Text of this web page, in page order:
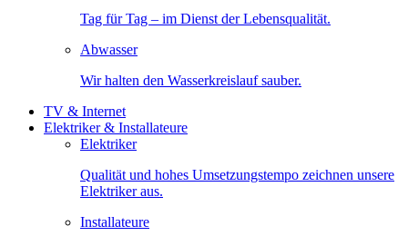
Tag für Tag – im Dienst der Lebensqualität.
Abwasser
Wir halten den Wasserkreislauf sauber.
TV & Internet
Elektriker & Installateure
Elektriker
Qualität und hohes Umsetzungstempo zeichnen unsere
Elektriker aus.
Installateure